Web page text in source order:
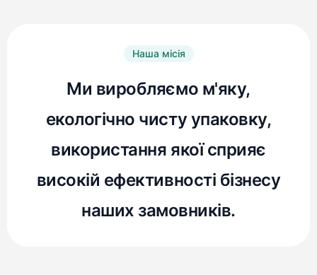
Наша місія
Ми виробляємо м'яку,
екологічно чисту упаковку,
використання якої сприяє
високій ефективності бізнесу
наших замовників.